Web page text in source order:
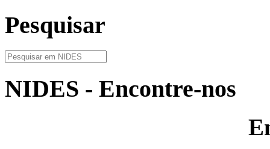
Pesquisar
NIDES - Encontre-nos